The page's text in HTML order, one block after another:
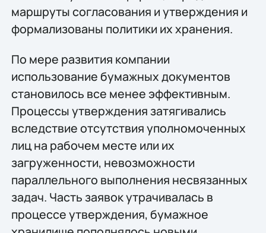
маршруты согласования и утверждения и
формализованы политики их хранения.
По мере развития компании
использование бумажных документов
становилось все менее эффективным.
Процессы утверждения затягивались
вследствие отсутствия уполномоченных
лиц на рабочем месте или их
загруженности, невозможности
параллельного выполнения несвязанных
задач. Часть заявок утрачивалась в
процессе утверждения, бумажное